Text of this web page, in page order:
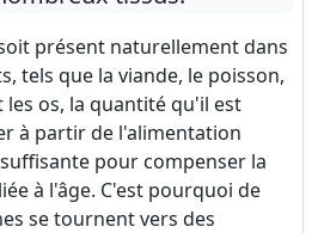
présent naturellement dans
tels que la viande, le poisson,
os, la quantité qu'il est
à partir de l'alimentation
pour compenser la
à l'âge. C'est pourquoi de
se tournent vers des